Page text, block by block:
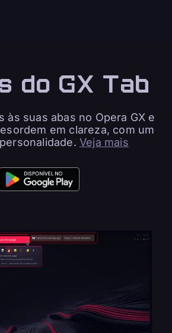
do GX Tab
às suas abas no Opera GX e
em clareza, com um
Veja mais